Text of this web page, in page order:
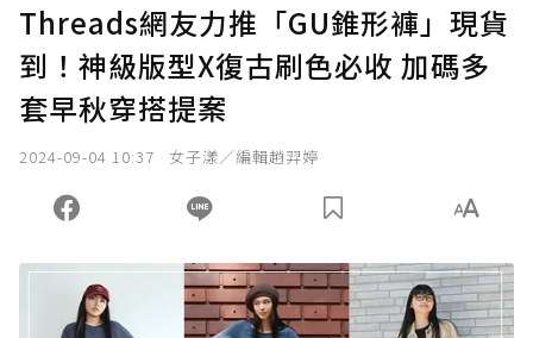
Threads網友力推「GU錐形褲」現貨
到！神級版型X復古刷色必收 加碼多
套早秋穿搭提案
2024-09-04 10:37 女子漾／編輯趙羿婷